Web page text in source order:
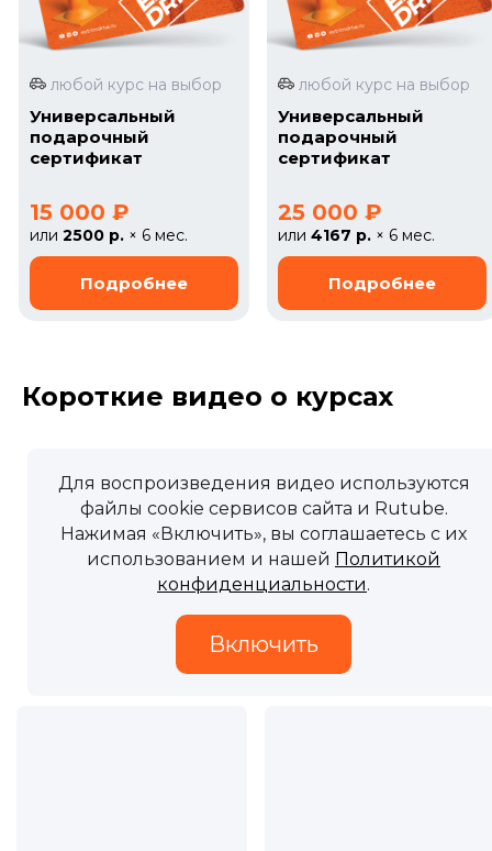
любой курс на выбор
Универсальный
подарочный
сертификат
15 000 ₽
или2500 р. × 6 мес.
любой курс на выбор
Универсальный
подарочный
сертификат
25 000 ₽
или4167 р. × 6 мес.
Короткие видео о курсах
Для воспроизведения видео используются
файлы cookie сервисов сайта и Rutube.
Нажимая «Включить», вы соглашаетесь с их
использованием и нашей Политикой
конфиденциальности.